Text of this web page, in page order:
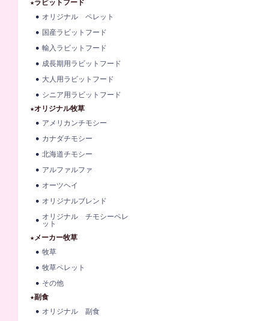
★ラビットフード
オリジナル ペレット
国産ラビットフード
輸入ラビットフード
成長期用ラビットフード
大人用ラビットフード
シニア用ラビットフード
★オリジナル牧草
アメリカンチモシー
カナダチモシー
北海道チモシー
アルファルファ
オーツヘイ
オリジナルブレンド
オリジナル チモシーペレ
ット
★メーカー牧草
牧草
牧草ペレット
その他
★副食
オリジナル 副食